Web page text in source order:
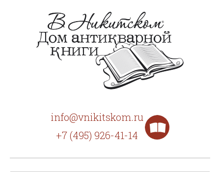
info@vnikitskom.ru
+7 (495) 926-41-14